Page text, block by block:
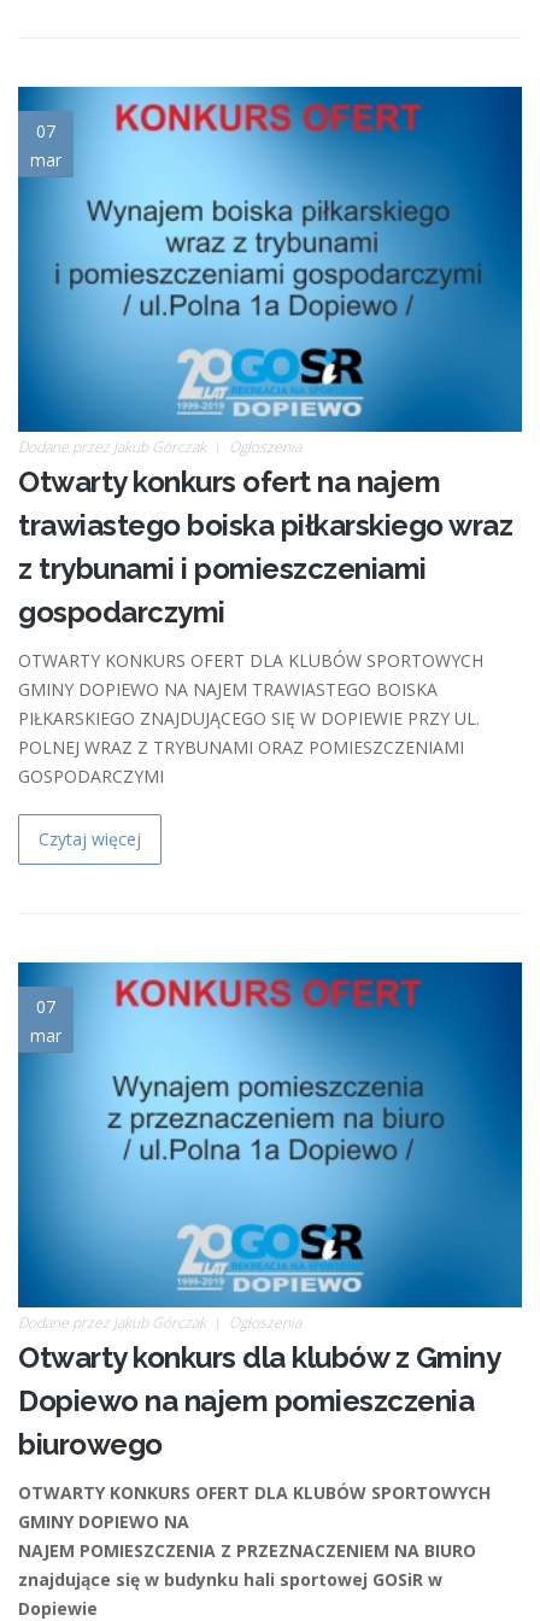
07
mar
tlo_boisko.jpg
Dodane przez Jakub Górczak Ogłoszenia
Otwarty konkurs ofert na najem
trawiastego boiska piłkarskiego wraz
z trybunami i pomieszczeniami
gospodarczymi
OTWARTY KONKURS OFERT DLA KLUBÓW SPORTOWYCH
GMINY DOPIEWO NA NAJEM TRAWIASTEGO BOISKA
PIŁKARSKIEGO ZNAJDUJĄCEGO SIĘ W DOPIEWIE PRZY UL.
POLNEJ WRAZ Z TRYBUNAMI ORAZ POMIESZCZENIAMI
GOSPODARCZYMI
Czytaj więcej
07
mar
tlo_konkurs.jpg
Dodane przez Jakub Górczak Ogłoszenia
Otwarty konkurs dla klubów z Gminy
Dopiewo na najem pomieszczenia
biurowego
OTWARTY KONKURS OFERT DLA KLUBÓW SPORTOWYCH
GMINY DOPIEWO NA
NAJEM POMIESZCZENIA Z PRZEZNACZENIEM NA BIURO
znajdujące się w budynku hali sportowej GOSiR w
Dopiewie